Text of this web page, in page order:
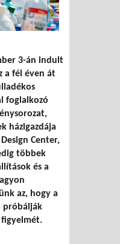
3-án indult
a fél éven át
foglalkozó
házigazdája
Center,
többek
és a
az, hogy a
próbálják